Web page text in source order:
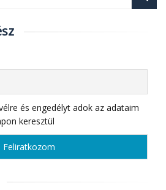
és engedélyt adok az adataim
keresztül